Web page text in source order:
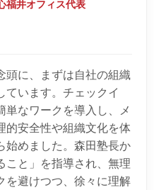
福井オフィス代表
頭に、まずは自社の組織
ています。チェックイ
単なワークを導入し、メ
的安全性や組織文化を体
始めました。森田塾長か
こと」を指導され、無理
を避けつつ、徐々に理解